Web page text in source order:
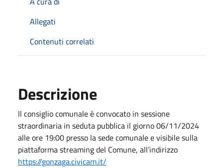
Allegati
Contenuti correlati
Descrizione
Il consiglio comunale è convocato in sessione
straordinaria in seduta pubblica il giorno 06/11/2024
alle ore 19:00 presso la sede comunale e visibile sulla
piattaforma streaming del Comune, all’indirizzo
https://gonzaga.civicam.it/